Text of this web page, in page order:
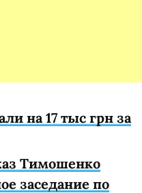
на 17 тыс грн за
Тимошенко
заседание по